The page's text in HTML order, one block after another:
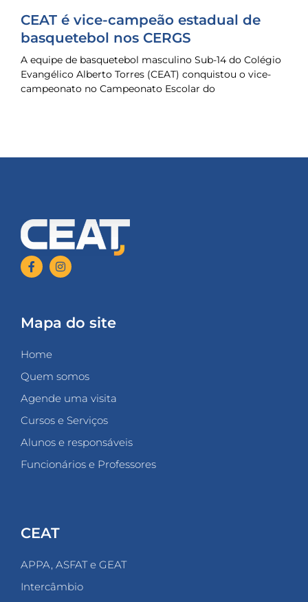
CEAT é vice-campeão estadual de
basquetebol nos CERGS
A equipe de basquetebol masculino Sub-14 do Colégio
Evangélico Alberto Torres (CEAT) conquistou o vice-
campeonato no Campeonato Escolar do
Mapa do site
Home
Quem somos
Agende uma visita
Cursos e Serviços
Alunos e responsáveis
Funcionários e Professores
CEAT
APPA, ASFAT e GEAT
Intercâmbio